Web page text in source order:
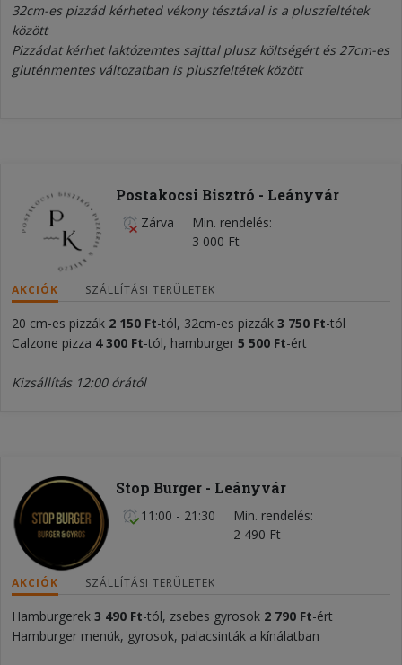
32cm-es pizzád kérheted vékony tésztával is a pluszfeltétek
között
Pizzádat kérhet laktózemtes sajttal plusz költségért és 27cm-es
gluténmentes változatban is pluszfeltétek között
Postakocsi Bisztró - Leányvár
Zárva
Min. rendelés
3 000 Ft
AKCIÓK SZÁLLÍTÁSI TERÜLETEK
20 cm-es pizzák 2 150 Ft-tól, 32cm-es pizzák 3 750 Ft-tól
Calzone pizza 4 300 Ft-tól, hamburger 5 500 Ft-ért
Kizsállítás 12:00 órától
Stop Burger - Leányvár
11:00 - 21:30
Min. rendelés
2 490 Ft
AKCIÓK SZÁLLÍTÁSI TERÜLETEK
Hamburgerek 3 490 Ft-tól, zsebes gyrosok 2 790 Ft-ért
Hamburger menük, gyrosok, palacsinták a kínálatban